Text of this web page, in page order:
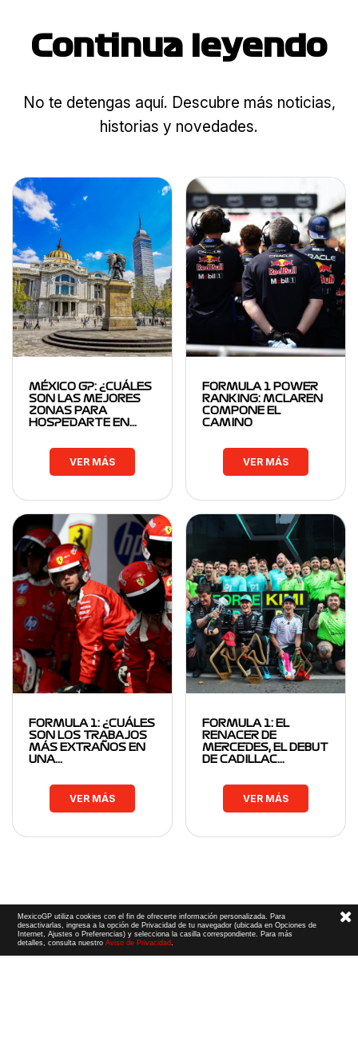
Continua leyendo
No te detengas aquí. Descubre más noticias,
historias y novedades.
MÉXICO GP: ¿CUÁLES
SON LAS MEJORES
ZONAS PARA
HOSPEDARTE EN…
VER MÁS
FORMULA 1 POWER
RANKING: MCLAREN
COMPONE EL
CAMINO
VER MÁS
FORMULA 1: ¿CUÁLES
SON LOS TRABAJOS
MÁS EXTRAÑOS EN
UNA…
VER MÁS
FORMULA 1: EL
RENACER DE
MERCEDES, EL DEBUT
DE CADILLAC…
VER MÁS
MexicoGP utiliza cookies con el fin de ofrecerte información personalizada. Para
desactivarlas, ingresa a la opción de Privacidad de tu navegador (ubicada en Opciones de
Internet, Ajustes o Preferencias) y selecciona la casilla correspondiente. Para más
detalles, consulta nuestroAviso de Privacidad.